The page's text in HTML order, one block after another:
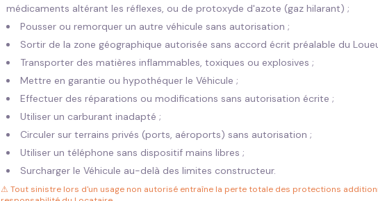
médicaments altérant les réflexes, ou de protoxyde d'azote (gaz hilarant) ;
Pousser ou remorquer un autre véhicule sans autorisation ;
Sortir de la zone géographique autorisée sans accord écrit préalable du
Transporter des matières inflammables, toxiques ou explosives ;
Mettre en garantie ou hypothéquer le Véhicule ;
Effectuer des réparations ou modifications sans autorisation écrite ;
Utiliser un carburant inadapté ;
Circuler sur terrains privés (ports, aéroports) sans autorisation ;
Utiliser un téléphone sans dispositif mains libres ;
Surcharger le Véhicule au-delà des limites constructeur.
⚠ Tout sinistre lors d'un usage non autorisé entraîne la perte totale des protections